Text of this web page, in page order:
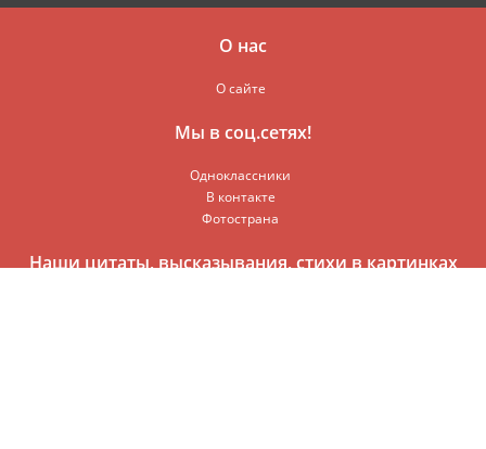
О нас
О сайте
Мы в соц.сетях!
Одноклассники
В контакте
Фотострана
Наши цитаты, высказывания, стихи в картинках